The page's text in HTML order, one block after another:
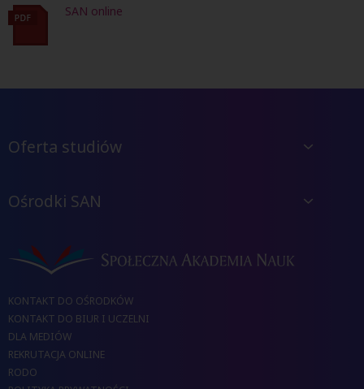
SAN online
Oferta studiów
Ośrodki SAN
KONTAKT DO OŚRODKÓW
KONTAKT DO BIUR I UCZELNI
DLA MEDIÓW
REKRUTACJA ONLINE
RODO